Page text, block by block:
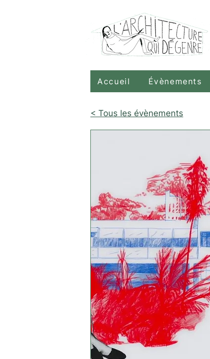
Accueil Évènements
< Tous les évènements